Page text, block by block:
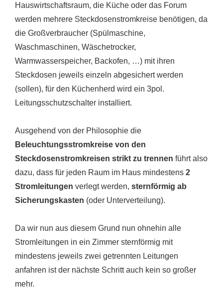
Hauswirtschaftsraum, die Küche oder das Forum
werden mehrere Steckdosenstromkreise benötigen, da
die Großverbraucher (Spülmaschine,
Waschmaschinen, Wäschetrocker,
Warmwasserspeicher, Backofen, …) mit ihren
Steckdosen jeweils einzeln abgesichert werden
(sollen), für den Küchenherd wird ein 3pol.
Leitungsschutzschalter installiert.
Ausgehend von der Philosophie die
Beleuchtungsstromkreise von den
Steckdosenstromkreisen strikt zu trennen führt also
dazu, dass für jeden Raum im Haus mindestens 2
Stromleitungen verlegt werden, sternförmig ab
Sicherungskasten (oder Unterverteilung).
Da wir nun aus diesem Grund nun ohnehin alle
Stromleitungen in ein Zimmer sternförmig mit
mindestens jeweils zwei getrennten Leitungen
anfahren ist der nächste Schritt auch kein so großer
mehr.